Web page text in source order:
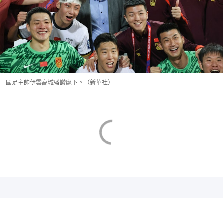
國足主帥伊雲高域盛讚麾下。（新華社）